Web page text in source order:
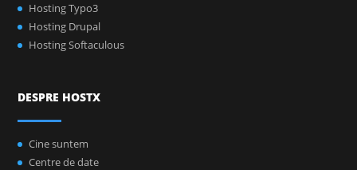
Hosting Typo3
Hosting Drupal
Hosting Softaculous
DESPRE HOSTX
Cine suntem
Centre de date